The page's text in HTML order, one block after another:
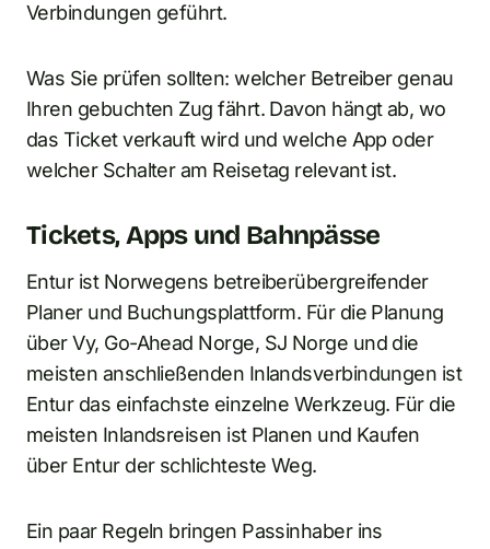
Verbindungen geführt.
Was Sie prüfen sollten: welcher Betreiber genau
Ihren gebuchten Zug fährt. Davon hängt ab, wo
das Ticket verkauft wird und welche App oder
welcher Schalter am Reisetag relevant ist.
Tickets, Apps und Bahnpässe
Entur ist Norwegens betreiberübergreifender
Planer und Buchungsplattform. Für die Planung
über Vy, Go-Ahead Norge, SJ Norge und die
meisten anschließenden Inlandsverbindungen ist
Entur das einfachste einzelne Werkzeug. Für die
meisten Inlandsreisen ist Planen und Kaufen
über Entur der schlichteste Weg.
Ein paar Regeln bringen Passinhaber ins